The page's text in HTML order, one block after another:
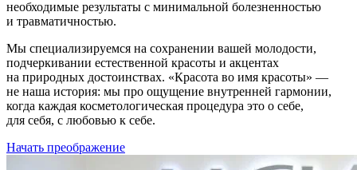
необходимые результаты с минимальной болезненностью
и травматичностью.
Мы специализируемся на сохранении вашей молодости,
подчеркивании естественной красоты и акцентах
на природных достоинствах. «Красота во имя красоты» —
не наша история: мы про ощущение внутренней гармонии,
когда каждая косметологическая процедура это о себе,
для себя, с любовью к себе.
Начать преображение